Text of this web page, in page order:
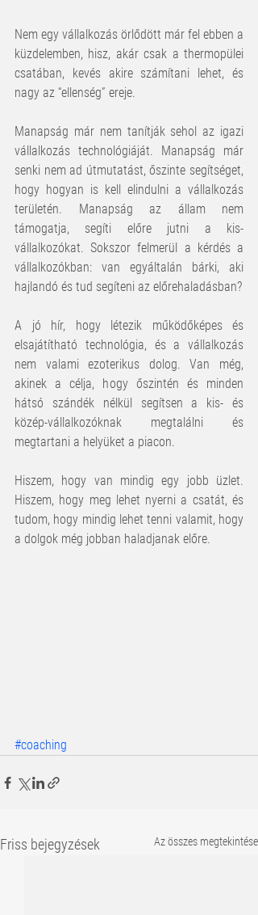
Nem egy vállalkozás örlődött már fel ebben a
küzdelemben, hisz, akár csak a thermopülei
csatában, kevés akire számítani lehet, és
nagy az “ellenség” ereje.
Manapság már nem tanítják sehol az igazi
vállalkozás technológiáját. Manapság már
senki nem ad útmutatást, őszinte segítséget,
hogy hogyan is kell elindulni a vállalkozás
területén. Manapság az állam nem
támogatja, segíti előre jutni a kis-
vállalkozókat. Sokszor felmerül a kérdés a
vállalkozókban: van egyáltalán bárki, aki
hajlandó és tud segíteni az előrehaladásban?
A jó hír, hogy létezik működőképes és
elsajátítható technológia, és a vállalkozás
nem valami ezoterikus dolog. Van még,
akinek a célja, hogy őszintén és minden
hátsó szándék nélkül segítsen a kis- és
közép-vállalkozóknak megtalálni és
megtartani a helyüket a piacon.
Hiszem, hogy van mindig egy jobb üzlet.
Hiszem, hogy meg lehet nyerni a csatát, és
tudom, hogy mindig lehet tenni valamit, hogy
a dolgok még jobban haladjanak előre.
#coaching
Friss bejegyzések Az összes megtekintése